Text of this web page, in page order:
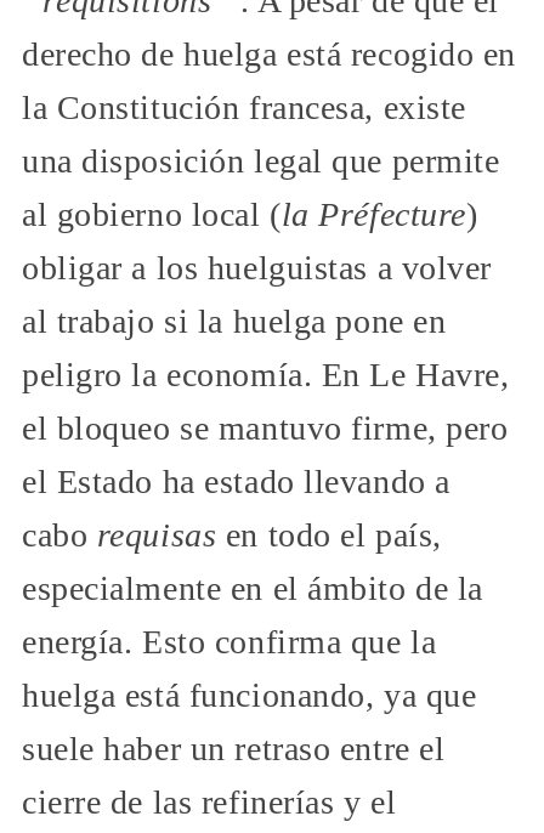
derecho de huelga está recogido en
la Constitución francesa, existe
una disposición legal que permite
al gobierno local (la Préfecture)
obligar a los huelguistas a volver
al trabajo si la huelga pone en
peligro la economía. En Le Havre,
el bloqueo se mantuvo firme, pero
el Estado ha estado llevando a
cabo requisas en todo el país,
especialmente en el ámbito de la
energía. Esto confirma que la
huelga está funcionando, ya que
suele haber un retraso entre el
cierre de las refinerías y el